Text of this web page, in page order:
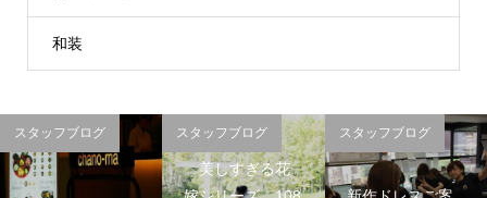
和装
スタッフブログ
美しすぎる花
スタッフブログ スタッフブログ